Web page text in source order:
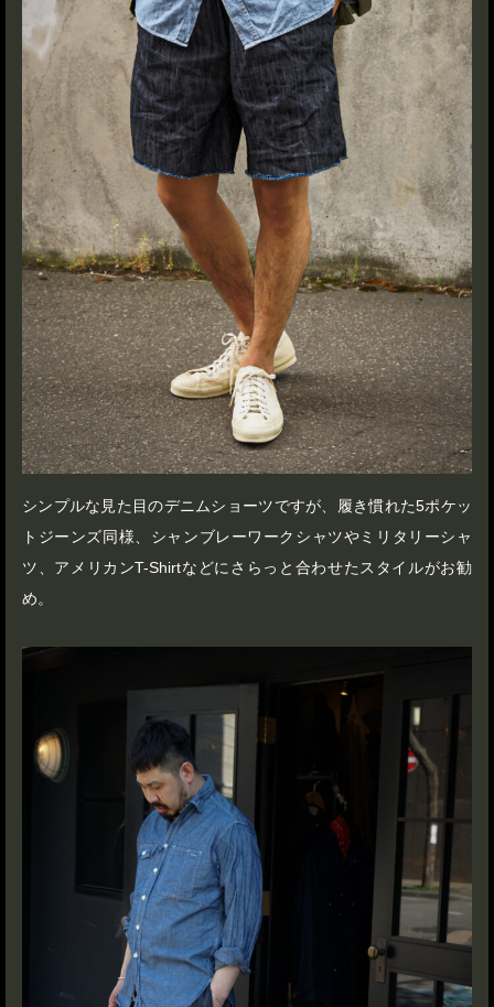
シンプルな見た目のデニムショーツですが、履き慣れた5ポケッ
トジーンズ同様、シャンブレーワークシャツやミリタリーシャ
ツ、アメリカンT-Shirtなどにさらっと合わせたスタイルがお勧
め。